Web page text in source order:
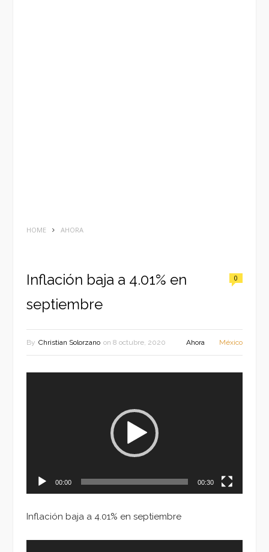
HOME AHORA
Inflación baja a 4.01% en
septiembre
0
By Christian Solorzano on 8 octubre, 2020 Ahora México
00:00 00:30
Inflación baja a 4.01% en septiembre